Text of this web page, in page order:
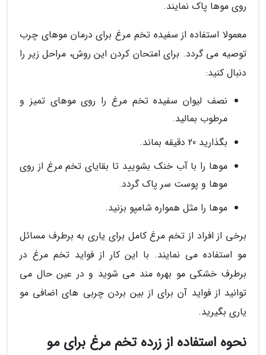
روی موها پاک نمایند.
معمولا استفاده از سفیده تخم مرغ برای درمان موهای چرب
توصیه می گردد. برای امتحان کردن این روش، مراحل زیر را
دنبال کنید:
نصف لیوان سفیده تخم مرغ را روی موهای تمیز و
مرطوب بمالید.
بگذارید 20 دقیقه بماند.
موها را با آب خنک بشویید تا بقایای تخم مرغ از روی
موها و پوست سر پاک گردد.
موها را مثل همواره شامپو بزنید.
برخی از افراد از تخم مرغ کامل برای یاری به برطرف مسائل
مو استفاده می نمایند. با این کار از فواید تخم مرغ در
برطرف خشکی مو بهره مند می شوید و در عین حال می
توانید از فواید آن برای از بین بردن چربی های اضافی مو
یاری بگیرید.
نحوه استفاده از زرده تخم مرغ برای مو